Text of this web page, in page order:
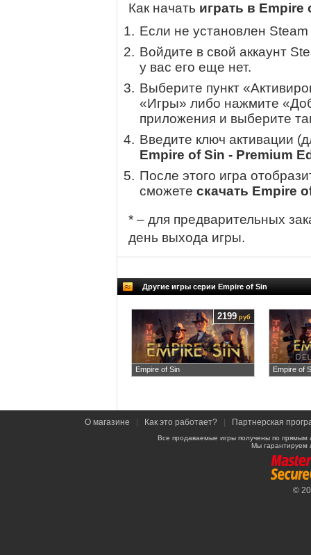
Как начать играть в
Если не установлен
Войдите в свой аккаунт
у вас его еще нет.
Выберите пункт
«Игры» либо нажмите
приложения и выберите
Введите ключ активации
Empire of Sin - Premium
После этого игра
сможете скачать Empire
* – для предварительных
день выхода игры.
Другие игры серии Empire of Sin
Empire of Sin
2199 руб
Empire of
О магазине Как это работает? Партнерская
Все продаваемые игры получены по
Мы гарантируем
©